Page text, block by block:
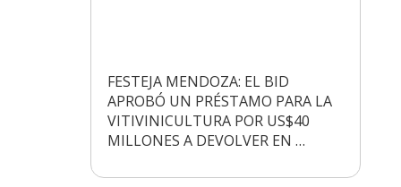
FESTEJA MENDOZA: EL BID
APROBÓ UN PRÉSTAMO PARA LA
VITIVINICULTURA POR US$40
MILLONES A DEVOLVER EN …